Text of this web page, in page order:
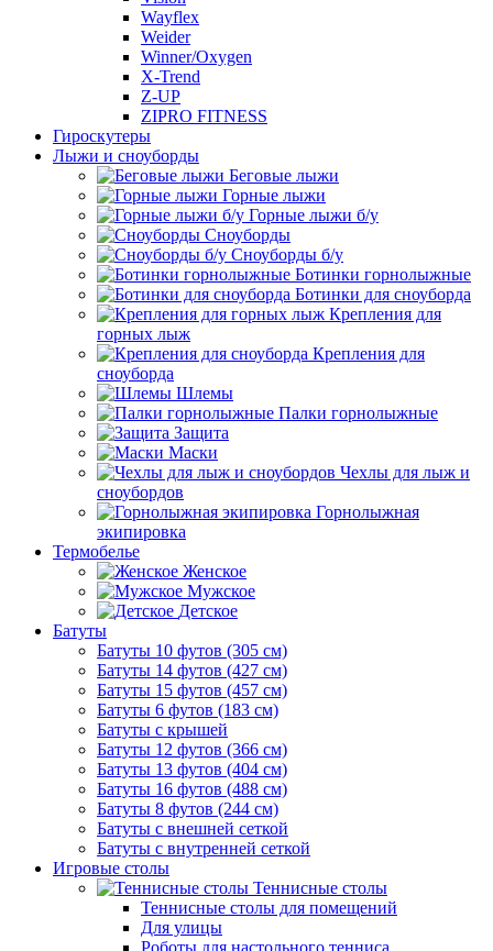
Wayflex
Weider
Winner/Oxygen
X-Trend
Z-UP
ZIPRO FITNESS
Гироскутеры
Лыжи и сноуборды
Беговые лыжи
Горные лыжи
Горные лыжи б/у
Сноуборды
Сноуборды б/у
Ботинки горнолыжные
Ботинки для сноуборда
Крепления для
горных лыж
Крепления для
сноуборда
Шлемы
Палки горнолыжные
Защита
Маски
Чехлы для лыж и
сноубордов
Горнолыжная
экипировка
Термобелье
Женское
Мужское
Детское
Батуты
Батуты 10 футов (305 см)
Батуты 14 футов (427 см)
Батуты 15 футов (457 см)
Батуты 6 футов (183 см)
Батуты с крышей
Батуты 12 футов (366 см)
Батуты 13 футов (404 см)
Батуты 16 футов (488 см)
Батуты 8 футов (244 см)
Батуты с внешней сеткой
Батуты с внутренней сеткой
Игровые столы
Теннисные столы
Теннисные столы для помещений
Для улицы
Роботы для настольного тенниса